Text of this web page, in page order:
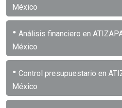
México
• Análisis financiero en
México
• Control presupuestario en
México